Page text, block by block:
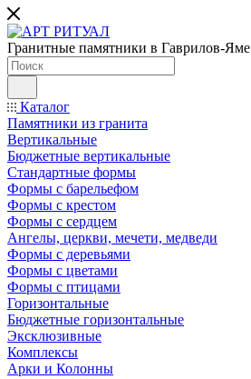
Гранитные памятники в Гаврилов-Яме
Каталог
Памятники из гранита
Вертикальные
Бюджетные вертикальные
Стандартные формы
Формы с барельефом
Формы с крестом
Формы с сердцем
Ангелы, церкви, мечети, медведи
Формы с деревьями
Формы с цветами
Формы с птицами
Горизонтальные
Бюджетные горизонтальные
Эксклюзивные
Комплексы
Арки и Колонны